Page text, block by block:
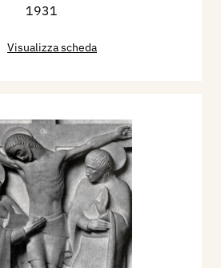
1931
Visualizza scheda